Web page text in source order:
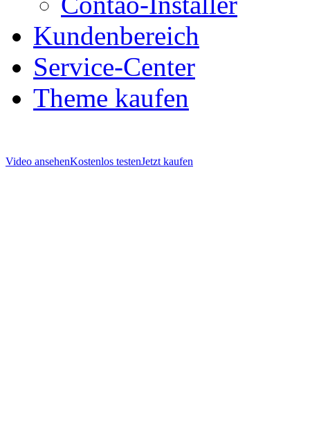
Kundenbereich
Service-Center
Theme kaufen
Video ansehenKostenlos testenJetzt kaufen